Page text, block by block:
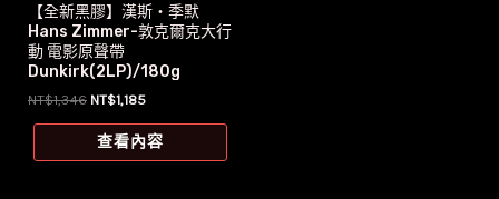
【全新黑膠】漢斯‧季默
Hans Zimmer-敦克爾克大行
動 電影原聲帶
Dunkirk(2LP)/180g
NT$1,346 原
價
格：
NT$1,185目
價
格：
查看內容